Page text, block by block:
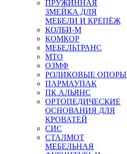
ПРУЖИННАЯ
ЗМЕЙКА ДЛЯ
МЕБЕЛИ И КРЕПЁЖ
КОЛБИ-М
КОМКОР
МЕБЕЛЬТРАНС
MTO
ОЗМФ
РОЛИКОВЫЕ ОПОРЫ
ПАРМАУПАК
ПК АЛЬЯНС
ОРТОПЕДИЧЕСКИЕ
ОСНОВАНИЯ ДЛЯ
КРОВАТЕЙ
СИС
СТАЛМОТ
МЕБЕЛЬНАЯ